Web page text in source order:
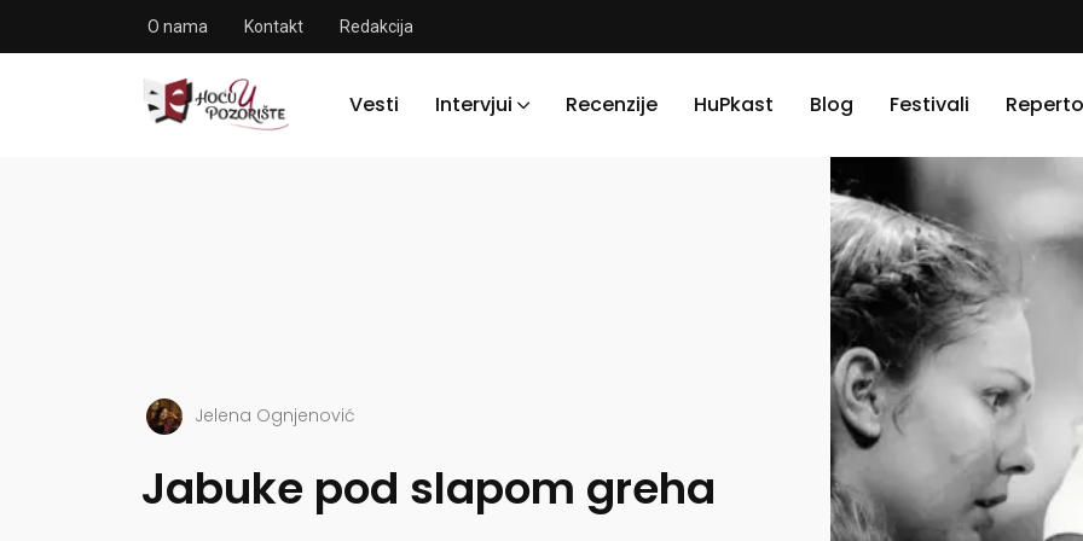
O nama Kontakt Redakcija
Vesti Intervjui Recenzije HuPkast Blog Festivali
Jelena Ognjenović
Jabuke pod slapom greha